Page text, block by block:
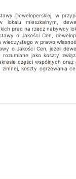
Deweloperskiej, w
lokalu mieszkalnym,
prac na rzecz nabywcy
o Jakości Cen,
w prawo
o Jakości Cen, jeżeli
rozumiane jako koszty
części wspólnych
koszty ogrzewania